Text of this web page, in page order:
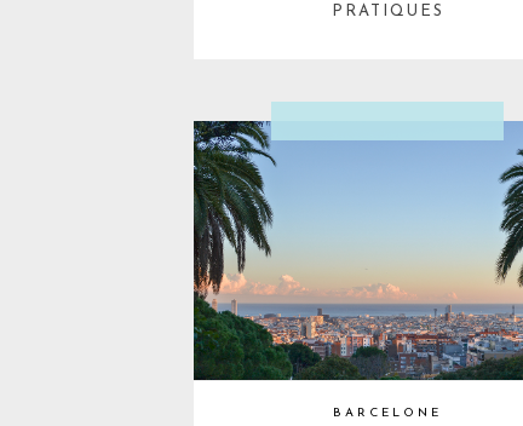
PRATIQUES
BARCELONE